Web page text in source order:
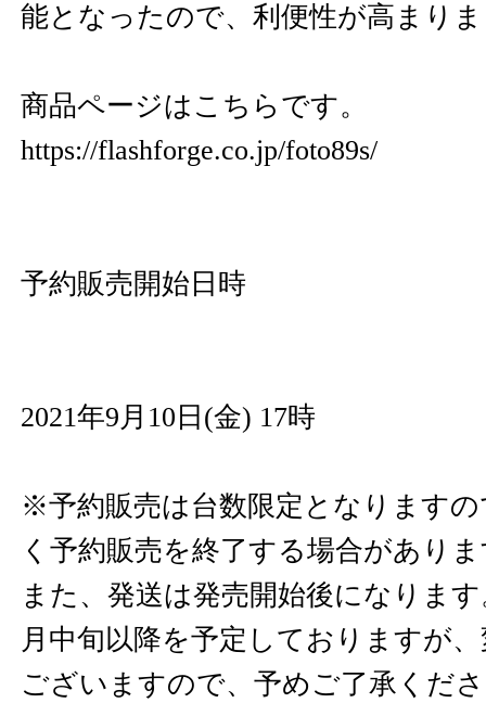
能となったので、利便性が高まり
商品ページはこちらです。
https://flashforge.co.jp/foto89s/
予約販売開始日時
2021年9月10日(金) 17時
※予約販売は台数限定となります
く予約販売を終了する場合があり
また、発送は発売開始後になります
月中旬以降を予定しておりますが
ございますので、予めご了承くだ